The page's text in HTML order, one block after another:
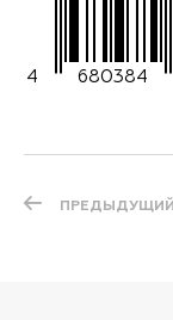
4 680384
ПРЕДЫДУЩИЙ